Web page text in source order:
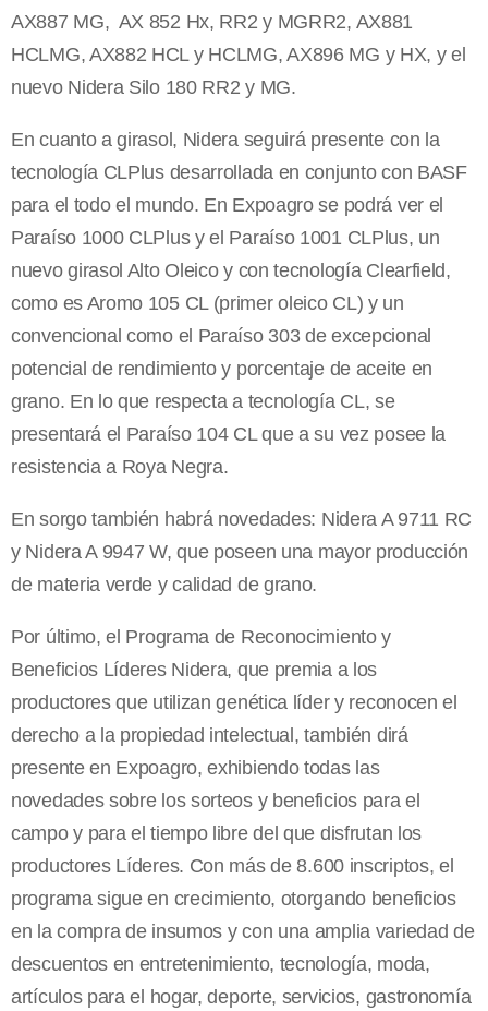
AX887 MG, AX 852 Hx, RR2 y MGRR2, AX881
HCLMG, AX882 HCL y HCLMG, AX896 MG y HX, y el
nuevo Nidera Silo 180 RR2 y MG.
En cuanto a girasol, Nidera seguirá presente con la
tecnología CLPlus desarrollada en conjunto con BASF
para el todo el mundo. En Expoagro se podrá ver el
Paraíso 1000 CLPlus y el Paraíso 1001 CLPlus, un
nuevo girasol Alto Oleico y con tecnología Clearfield,
como es Aromo 105 CL (primer oleico CL) y un
convencional como el Paraíso 303 de excepcional
potencial de rendimiento y porcentaje de aceite en
grano. En lo que respecta a tecnología CL, se
presentará el Paraíso 104 CL que a su vez posee la
resistencia a Roya Negra.
En sorgo también habrá novedades: Nidera A 9711 RC
y Nidera A 9947 W, que poseen una mayor producción
de materia verde y calidad de grano.
Por último, el Programa de Reconocimiento y
Beneficios Líderes Nidera, que premia a los
productores que utilizan genética líder y reconocen el
derecho a la propiedad intelectual, también dirá
presente en Expoagro, exhibiendo todas las
novedades sobre los sorteos y beneficios para el
campo y para el tiempo libre del que disfrutan los
productores Líderes. Con más de 8.600 inscriptos, el
programa sigue en crecimiento, otorgando beneficios
en la compra de insumos y con una amplia variedad de
descuentos en entretenimiento, tecnología, moda,
artículos para el hogar, deporte, servicios, gastronomía